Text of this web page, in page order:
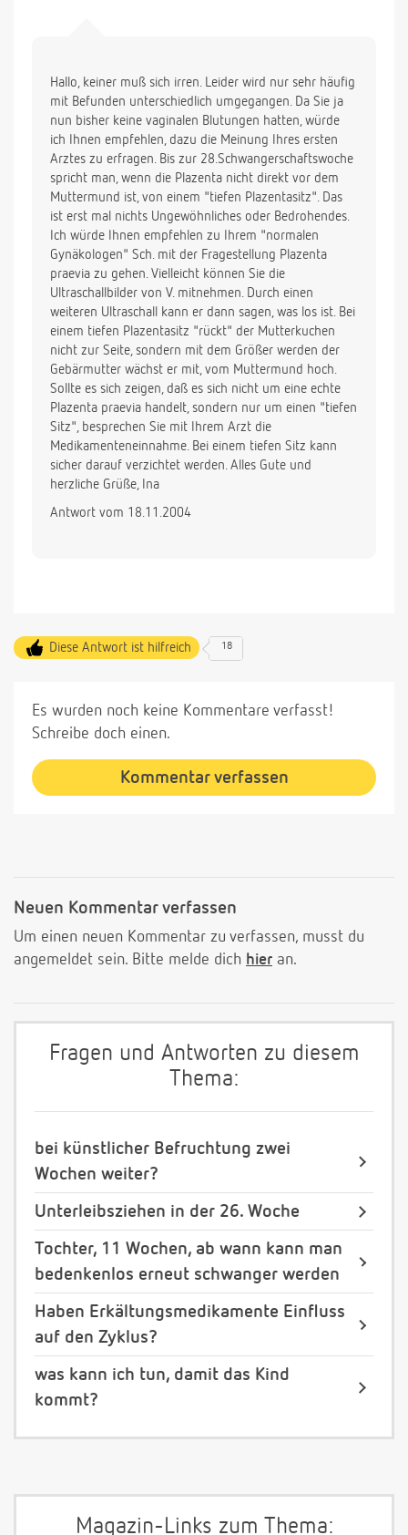
Partusdisten verschrieben, daß ich 4 mal am Tag
nehmen soll.
Ich habe allerdinge keinerlei Wehen. Mir geht´s
soweit ganz gut.
Er hat mir dann auch noch gesagt, daß wohl noch
die Aussicht besteht, daß die Placenta im Laufe der
Schwangerschaft noch weiter zur Seite rückt und
dann nicht mehr im Weg ist. Er hat mir insgesamt
soviel Angst gemacht, daß ich wohl jeden
Augenblick damit rechnen müßte, daß die Wehen
bei mir einsetzen,
der Mutterkuchen platzt und ich auf offener Straße
verblute!
Das Sicherste wäre wohl, ich legte mich gleich ins
Krankenhaus, seiner Meinung nach. Er ist auch
Belegarzt.
Ich bin nun sehr verunsichert. Denn SCH. hat ja nach
dem 2. Screening gemeint alles sei in Ordnung!
So steht es in meinem Mutterpaß drin.
Einer von beiden muß sich ja wohl irren.
Was soll ich jetzt bloß tun? Die Meinung eines 3.
Arztes einholen?
Hallo, keiner muß sich irren. Leider wird nur sehr häufig
mit Befunden unterschiedlich umgegangen. Da Sie ja
nun bisher keine vaginalen Blutungen hatten, würde
ich Ihnen empfehlen, dazu die Meinung Ihres ersten
Arztes zu erfragen. Bis zur 28.Schwangerschaftswoche
spricht man, wenn die Plazenta nicht direkt vor dem
Muttermund ist, von einem "tiefen Plazentasitz". Das
ist erst mal nichts Ungewöhnliches oder Bedrohendes.
Ich würde Ihnen empfehlen zu Ihrem "normalen
Gynäkologen" Sch. mit der Fragestellung Plazenta
praevia zu gehen. Vielleicht können Sie die
Ultraschallbilder von V. mitnehmen. Durch einen
weiteren Ultraschall kann er dann sagen, was los ist. Bei
einem tiefen Plazentasitz "rückt" der Mutterkuchen
nicht zur Seite, sondern mit dem Größer werden der
Gebärmutter wächst er mit, vom Muttermund hoch.
Sollte es sich zeigen, daß es sich nicht um eine echte
Plazenta praevia handelt, sondern nur um einen "tiefen
Sitz", besprechen Sie mit Ihrem Arzt die
Medikamenteneinnahme. Bei einem tiefen Sitz kann
sicher darauf verzichtet werden. Alles Gute und
herzliche Grüße, Ina
Antwort vom 18.11.2004
Diese Antwort ist hilfreich 18
Es wurden noch keine Kommentare verfasst!
Schreibe doch einen.
Kommentar verfassen
Neuen Kommentar verfassen
Um einen neuen Kommentar zu verfassen, musst du
angemeldet sein. Bitte melde dich hier an.
Fragen und Antworten zu diesem
Thema:
bei künstlicher Befruchtung zwei
Wochen weiter?
Unterleibsziehen in der 26. Woche
Tochter, 11 Wochen, ab wann kann man
bedenkenlos erneut schwanger werden
Haben Erkältungsmedikamente Einfluss
auf den Zyklus?
was kann ich tun, damit das Kind
kommt?
Magazin-Links zum Thema: